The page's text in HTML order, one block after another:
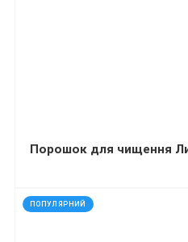
Порошок для чищення
ПОПУЛЯРНИЙ
код: 2630